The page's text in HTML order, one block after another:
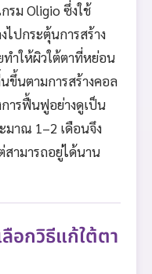
รม Oligio ซึ่งใช้
ปกระตุ้นการสร้าง
ทำให้ผิวใต้ตาที่หย่อน
ขึ้นตามการสร้างคอล
ารฟื้นฟูอย่างดูเป็น
มาณ 1–2 เดือนจึง
สามารถอยู่ได้นาน
อกวิธีแก้ใต้ตา